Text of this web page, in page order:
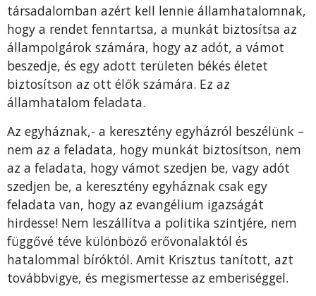
társadalomban azért kell lennie államhatalomnak,
hogy a rendet fenntartsa, a munkát biztosítsa az
állampolgárok számára, hogy az adót, a vámot
beszedje, és egy adott területen békés életet
biztosítson az ott élők számára. Ez az
államhatalom feladata.
Az egyháznak,- a keresztény egyházról beszélünk –
nem az a feladata, hogy munkát biztosítson, nem
az a feladata, hogy vámot szedjen be, vagy adót
szedjen be, a keresztény egyháznak csak egy
feladata van, hogy az evangélium igazságát
hirdesse! Nem leszállítva a politika szintjére, nem
függővé téve különböző erővonalaktól és
hatalommal bíróktól. Amit Krisztus tanított, azt
továbbvigye, és megismertesse az emberiséggel.